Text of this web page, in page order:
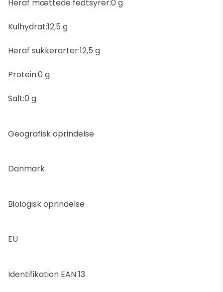
Heraf mættede fedtsyrer:0 g
Kulhydrat:12,5 g
Heraf sukkerarter:12,5 g
Protein:0 g
Salt:0 g
Geografisk oprindelse
Danmark
Biologisk oprindelse
EU
Identifikation EAN 13